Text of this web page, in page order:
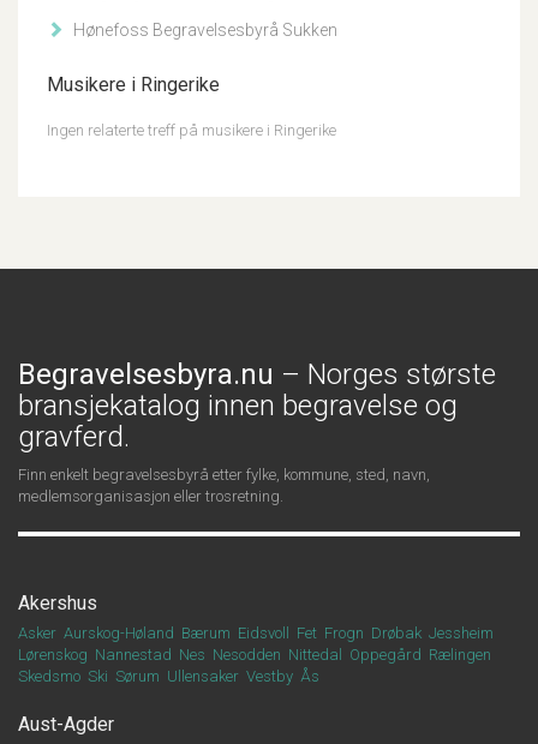
Hønefoss Begravelsesbyrå Sukken
Musikere i Ringerike
Ingen relaterte treff på musikere i Ringerike
Begravelsesbyra.nu – Norges største
bransjekatalog innen begravelse og
gravferd.
Finn enkelt begravelsesbyrå etter fylke, kommune, sted, navn,
medlemsorganisasjon eller trosretning.
Akershus
Asker Aurskog-Høland Bærum Eidsvoll Fet Frogn Drøbak Jessheim
Lørenskog Nannestad Nes Nesodden Nittedal Oppegård Rælingen
Skedsmo Ski Sørum Ullensaker Vestby Ås
Aust-Agder